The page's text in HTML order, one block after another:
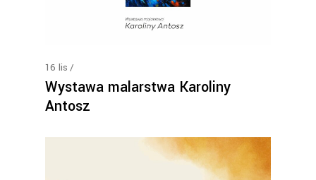
16 lis
Wystawa malarstwa Karoliny
Antosz